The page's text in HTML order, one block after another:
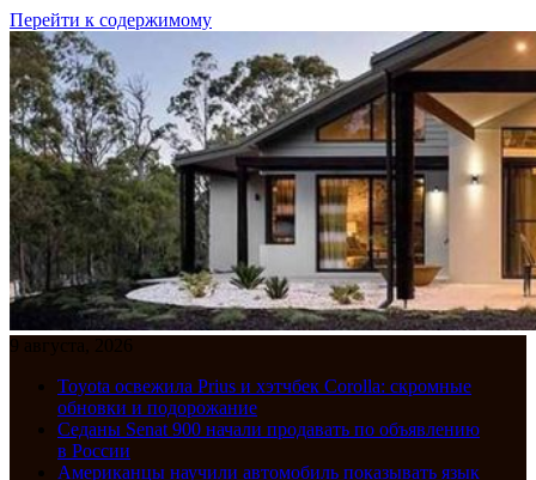
Перейти к содержимому
9 августа, 2026
Toyota освежила Prius и хэтчбек Corolla: скромные
обновки и подорожание
Седаны Senat 900 начали продавать по объявлению
в России
Американцы научили автомобиль показывать язык